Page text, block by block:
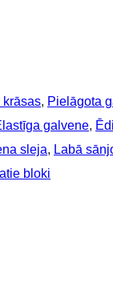
krāsas, Pielāgota
galvene,
sleja, Labā
bloki